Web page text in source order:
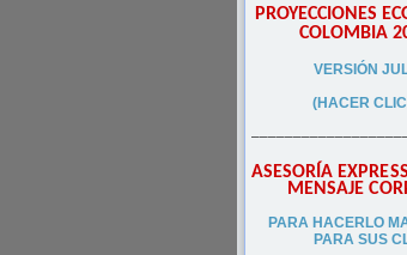
PROYECCIONES
COLOMBIA
VERSIÓN
(HACER
ASESORÍA
MENSAJE
PARA HACERLO
PARA SUS